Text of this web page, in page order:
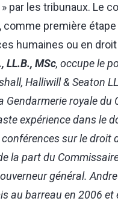
par les tribunaux. Le
première
humaines ou en droit
LL.B., MSc, occupe le
Halliwill & Seaton
Gendarmerie royale
expérience dans le
sur le
la part du
général.
au barreau en 2006